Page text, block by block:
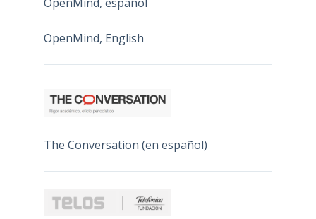
OpenMind, English
The Conversation (en español)